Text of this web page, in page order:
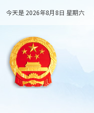
今天是 2026年8月8日 星期六